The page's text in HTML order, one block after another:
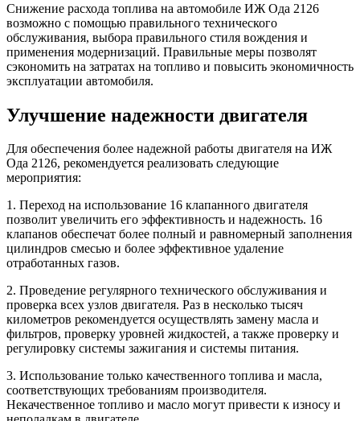
Снижение расхода топлива на автомобиле ИЖ Ода 2126
возможно с помощью правильного технического
обслуживания, выбора правильного стиля вождения и
применения модернизаций. Правильные меры позволят
сэкономить на затратах на топливо и повысить экономичность
эксплуатации автомобиля.
Улучшение надежности двигателя
Для обеспечения более надежной работы двигателя на ИЖ
Ода 2126, рекомендуется реализовать следующие
мероприятия:
1. Переход на использование 16 клапанного двигателя
позволит увеличить его эффективность и надежность. 16
клапанов обеспечат более полный и равномерный заполнения
цилиндров смесью и более эффективное удаление
отработанных газов.
2. Проведение регулярного технического обслуживания и
проверка всех узлов двигателя. Раз в несколько тысяч
километров рекомендуется осуществлять замену масла и
фильтров, проверку уровней жидкостей, а также проверку и
регулировку системы зажигания и системы питания.
3. Использование только качественного топлива и масла,
соответствующих требованиям производителя.
Некачественное топливо и масло могут привести к износу и